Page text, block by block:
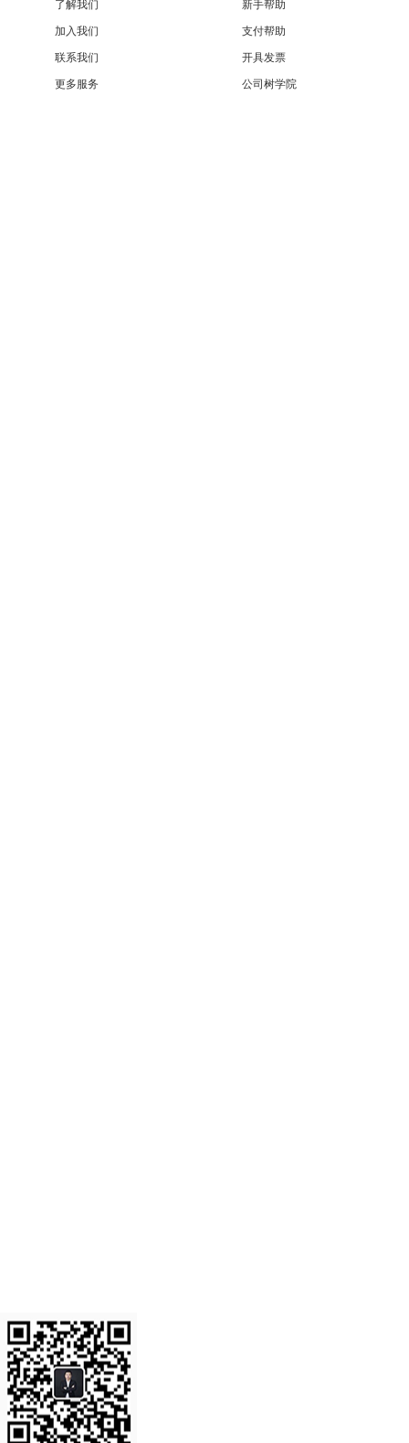
了解我们
加入我们
联系我们
更多服务
新手帮助
支付帮助
开具发票
公司树学院